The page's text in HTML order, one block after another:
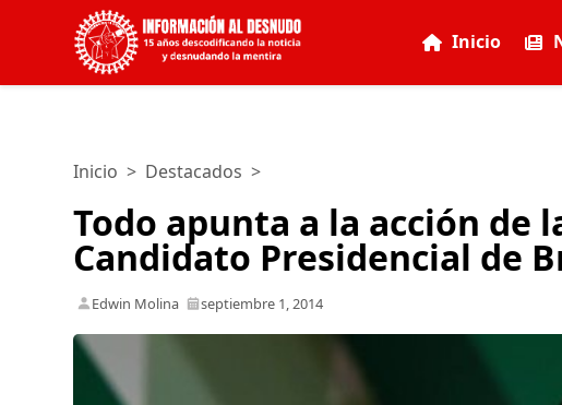
Inicio
Inicio > Destacados >
Todo apunta a la acción de
Candidato Presidencial de
Edwin Molina septiembre 1, 2014